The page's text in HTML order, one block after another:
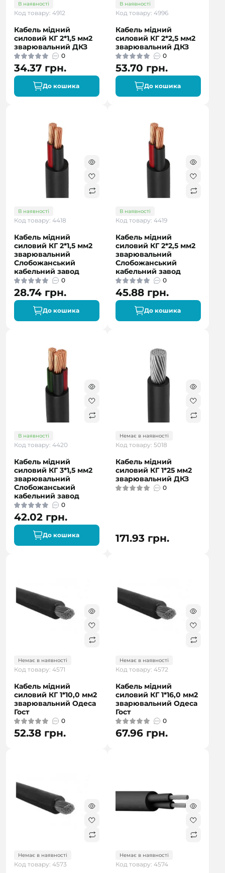
В наявності
Код товару: 4912
Кабель мідний
силовий КГ 2*1,5 мм2
зварювальний ДКЗ
0
34.37 грн.
До кошика
В наявності
Код товару: 4996
Кабель мідний
силовий КГ 2*2,5 мм2
зварювальний ДКЗ
0
53.70 грн.
До кошика
В наявності
Код товару: 4418
Кабель мідний
силовий КГ 2*1,5 мм2
зварювальний
Слобожанський
кабельний завод
0
28.74 грн.
До кошика
В наявності
Код товару: 4419
Кабель мідний
силовий КГ 2*2,5 мм2
зварювальний
Слобожанський
кабельний завод
0
45.88 грн.
До кошика
В наявності
Код товару: 4420
Кабель мідний
силовий КГ 3*1,5 мм2
зварювальний
Слобожанський
кабельний завод
0
42.02 грн.
До кошика
Немає в наявності
Код товару: 5018
Кабель мідний
силовий КГ 1*25 мм2
зварювальний ДКЗ
0
171.93 грн.
Немає в наявності
Код товару: 4571
Кабель мідний
силовий КГ 1*10,0 мм2
зварювальний Одеса
Гост
0
52.38 грн.
Немає в наявності
Код товару: 4572
Кабель мідний
силовий КГ 1*16,0 мм2
зварювальний Одеса
Гост
0
67.96 грн.
Немає в наявності
Код товару: 4573
Немає в наявності
Код товару: 4574